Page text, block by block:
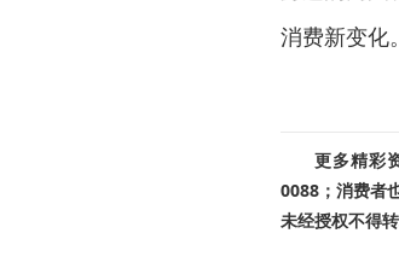
消费新变化
更多精彩
0088；消费者
未经授权不得